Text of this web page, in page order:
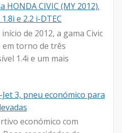
HONDA CIVIC (MY 2012).
e 2.2 i-DTEC
de 2012, a gama Civic
torno de três
1.4i e um mais
3, pneu económico para
económico com